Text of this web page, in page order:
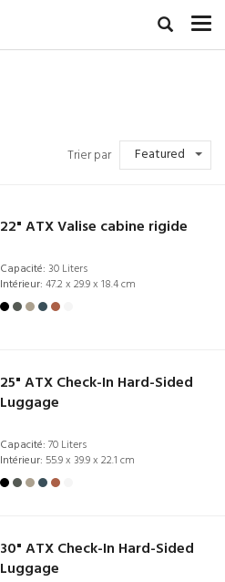
Trier par Featured
22" ATX Valise cabine rigide
Capacité: 30 Liters
Intérieur: 47.2 x 29.9 x 18.4 cm
25" ATX Check-In Hard-Sided
Luggage
Capacité: 70 Liters
Intérieur: 55.9 x 39.9 x 22.1 cm
30" ATX Check-In Hard-Sided
Luggage